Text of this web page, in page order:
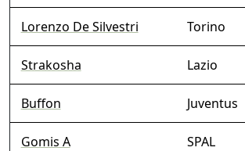
Lorenzo De Silvestri Torino
Strakosha Lazio
Buffon Juventus
Gomis A SPAL